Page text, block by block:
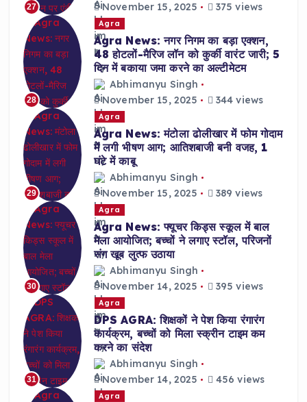
27
November 15, 2025
375 views
28
Agra
Agra News: नगर निगम का बड़ा एक्शन,
48 होटलों-मैरिज लॉन को कुर्की वारंट जारी; 5
दिन में बकाया जमा करने का अल्टीमेटम
Abhimanyu Singh
November 15, 2025
344 views
29
Agra
Agra News: मंटोला ढोलीखार में फोम गोदाम
में लगी भीषण आग; आतिशबाजी बनी वजह, 1
घंटे में काबू
Abhimanyu Singh
November 15, 2025
389 views
30
Agra
Agra News: फ्यूचर किड्स स्कूल में बाल
मेला आयोजित; बच्चों ने लगाए स्टॉल, परिजनों
संग खूब लुत्फ उठाया
Abhimanyu Singh
November 14, 2025
395 views
31
Agra
DPS AGRA: शिक्षकों ने पेश किया रंगारंग
कार्यक्रम, बच्चों को मिला स्क्रीन टाइम कम
करने का संदेश
Abhimanyu Singh
November 14, 2025
456 views
Agra